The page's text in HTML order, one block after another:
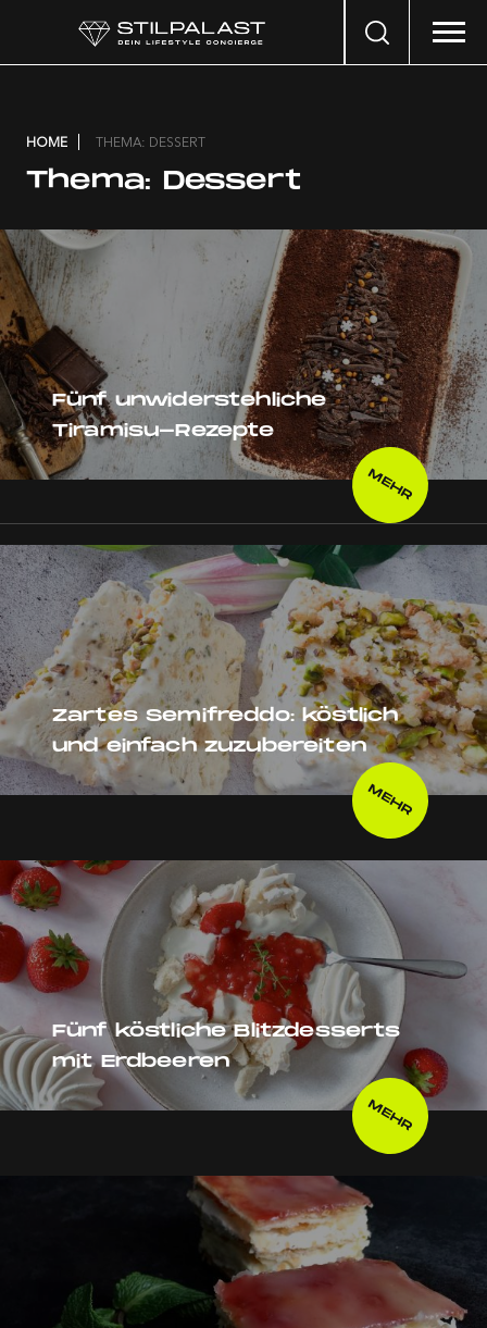
Search
HOME THEMA: DESSERT
Thema: Dessert
Fünf unwiderstehliche
Tiramisu-Rezepte
MEHR
Zartes Semifreddo: köstlich
und einfach zuzubereiten
MEHR
Fünf köstliche Blitzdesserts
mit Erdbeeren
MEHR